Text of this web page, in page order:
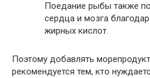
Поедание рыбы также
сердца и мозга
жирных кислот.
Поэтому добавлять
рекомендуется тем, кто